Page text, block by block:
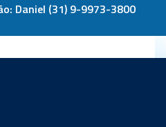
Daniel (31) 9-9973-3800